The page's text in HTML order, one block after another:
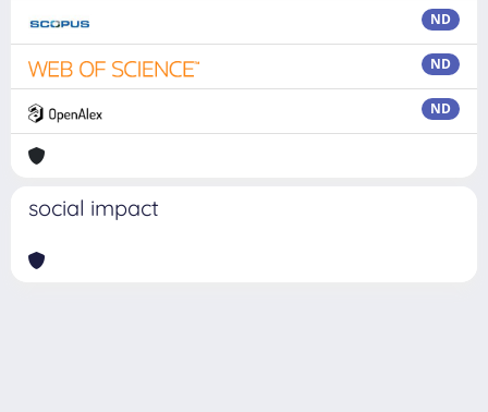
ND
ND
ND
social impact